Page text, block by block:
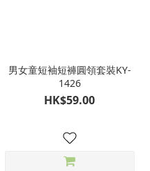
男女童短袖短褲圓領套裝KY-
1426
HK$59.00